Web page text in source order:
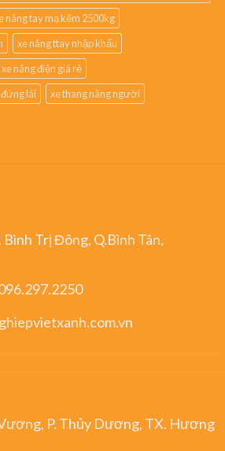
nâng tay mạ kẽm 2500kg
xe nâng ttay nhập khẩu
xe nâng điện giá rẻ
lái
xe thang nâng người
Bình Trị Đông, Q.Bình Tân,
P. Thủy Dương, TX. Hương